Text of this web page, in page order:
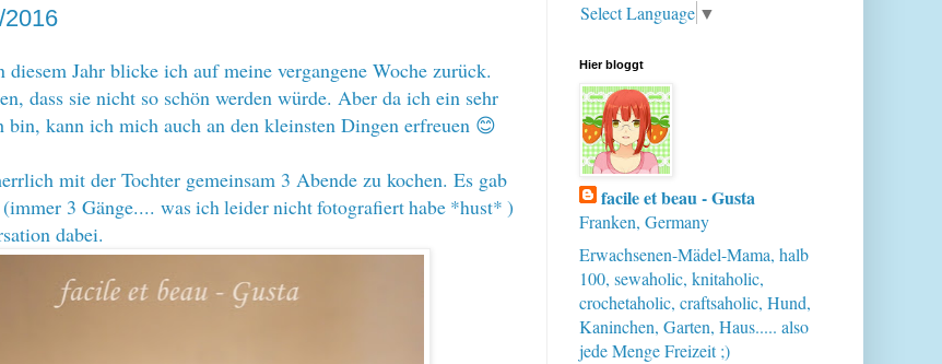
Jahr blicke ich auf meine vergangene Woche zurück.
dass sie nicht so schön werden würde. Aber da ich ein sehr
bin, kann ich mich auch an den kleinsten Dingen erfreuen 😊
mit der Tochter gemeinsam 3 Abende zu kochen. Es gab
3 Gänge.... was ich leider nicht fotografiert habe *hust* )
dabei.
Select Language ▼
Hier bloggt
facile et beau - Gusta
Franken, Germany
Erwachsenen-Mädel-Mama, halb
100, sewaholic, knitaholic,
crochetaholic, craftsaholic, Hund,
Kaninchen, Garten, Haus..... also
jede Menge Freizeit ;)